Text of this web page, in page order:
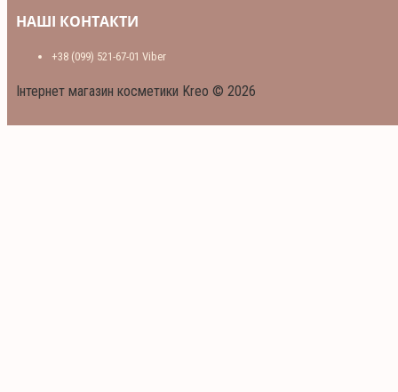
НАШІ КОНТАКТИ
+38 (099) 521-67-01 Viber
Інтернет магазин косметики Kreo © 2026